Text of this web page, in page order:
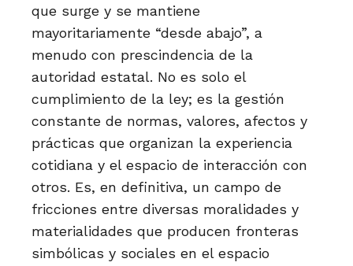
que surge y se mantiene
mayoritariamente “desde abajo”, a
menudo con prescindencia de la
autoridad estatal. No es solo el
cumplimiento de la ley; es la gestión
constante de normas, valores, afectos y
prácticas que organizan la experiencia
cotidiana y el espacio de interacción con
otros. Es, en definitiva, un campo de
fricciones entre diversas moralidades y
materialidades que producen fronteras
simbólicas y sociales en el espacio